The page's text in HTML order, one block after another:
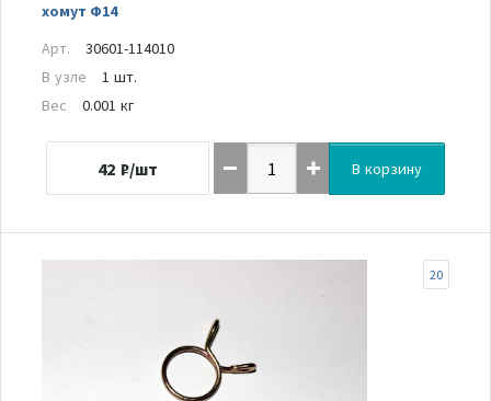
хомут Ф14
Арт.
30601-114010
В узле
1 шт.
Вес
0.001 кг
42 ₽/шт В корзину
20